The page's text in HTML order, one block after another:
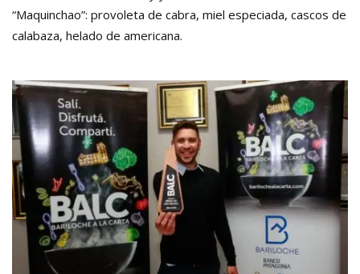
“Maquinchao”: provoleta de cabra, miel especiada, cascos de
calabaza, helado de americana.